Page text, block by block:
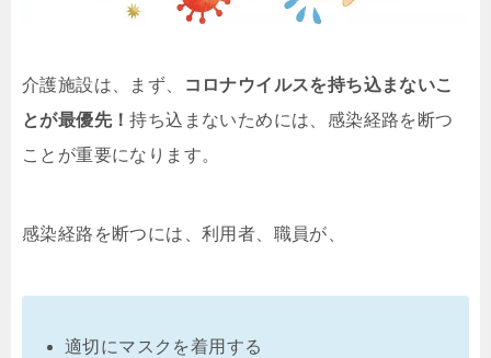
介護施設は、まず、
コロナウイルスを持ち込まないこ
とが最優先！持ち込まないためには、感染経路を断つ
ことが重要になります。
感染経路を断つには、利用者、職員が、
適切にマスクを着用する